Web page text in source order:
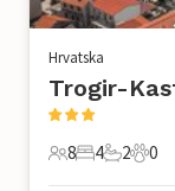
Hrvatska
Trogir-
8 Gosti
8
4 Spavaće
4
2
2
0
0